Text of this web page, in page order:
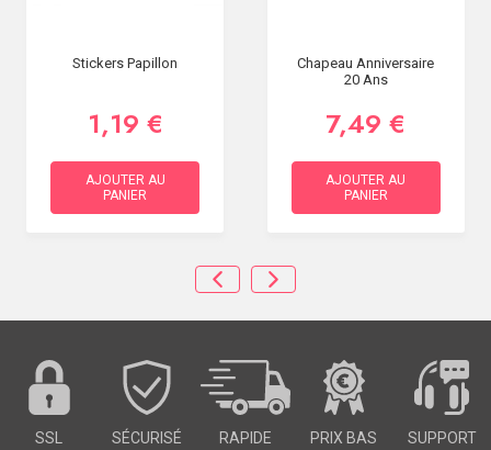
Stickers Papillon
1,19 €
AJOUTER AU
PANIER
Chapeau Anniversaire
20 Ans
7,49 €
AJOUTER AU
PANIER
SSL SÉCURISÉ RAPIDE PRIX BAS SUPPORT